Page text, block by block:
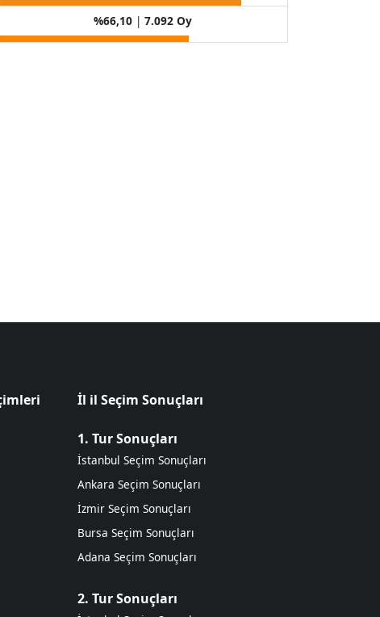
%66,10| 7.092 Oy
İl il Seçim Sonuçları
1. Tur Sonuçları
İstanbul Seçim Sonuçları
Ankara Seçim Sonuçları
İzmir Seçim Sonuçları
Bursa Seçim Sonuçları
Adana Seçim Sonuçları
2. Tur Sonuçları